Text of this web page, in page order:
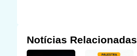
Notícias Relacionadas